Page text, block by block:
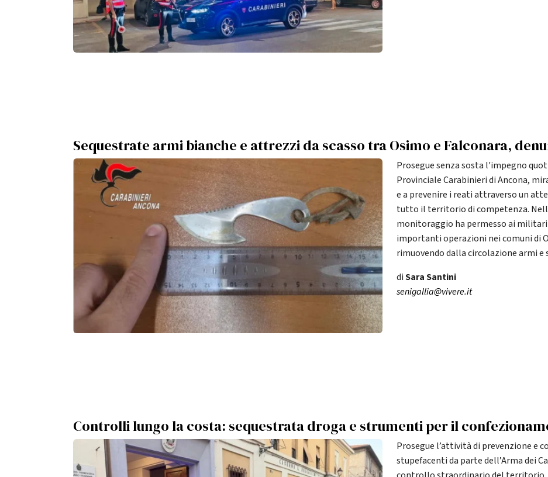
Sequestrate armi bianche e attrezzi da scasso tra Osimo e Falconara,
Prosegue senza sosta l'impegno
Provinciale Carabinieri di Ancona,
e a prevenire i reati attraverso un
tutto il territorio di competenza.
monitoraggio ha permesso ai
importanti operazioni nei comuni di
rimuovendo dalla circolazione armi
diSara Santini
senigallia@vivere.it
Controlli lungo la costa: sequestrata droga e strumenti per il
Prosegue l’attività di prevenzione e
stupefacenti da parte dell’Arma dei